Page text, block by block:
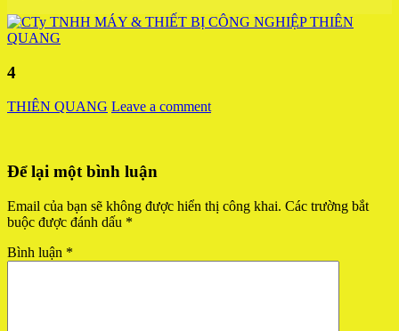
4
THIÊN QUANG Leave a comment
Để lại một bình luận
Email của bạn sẽ không được hiển thị công khai. Các trường bắt
buộc được đánh dấu *
Bình luận *